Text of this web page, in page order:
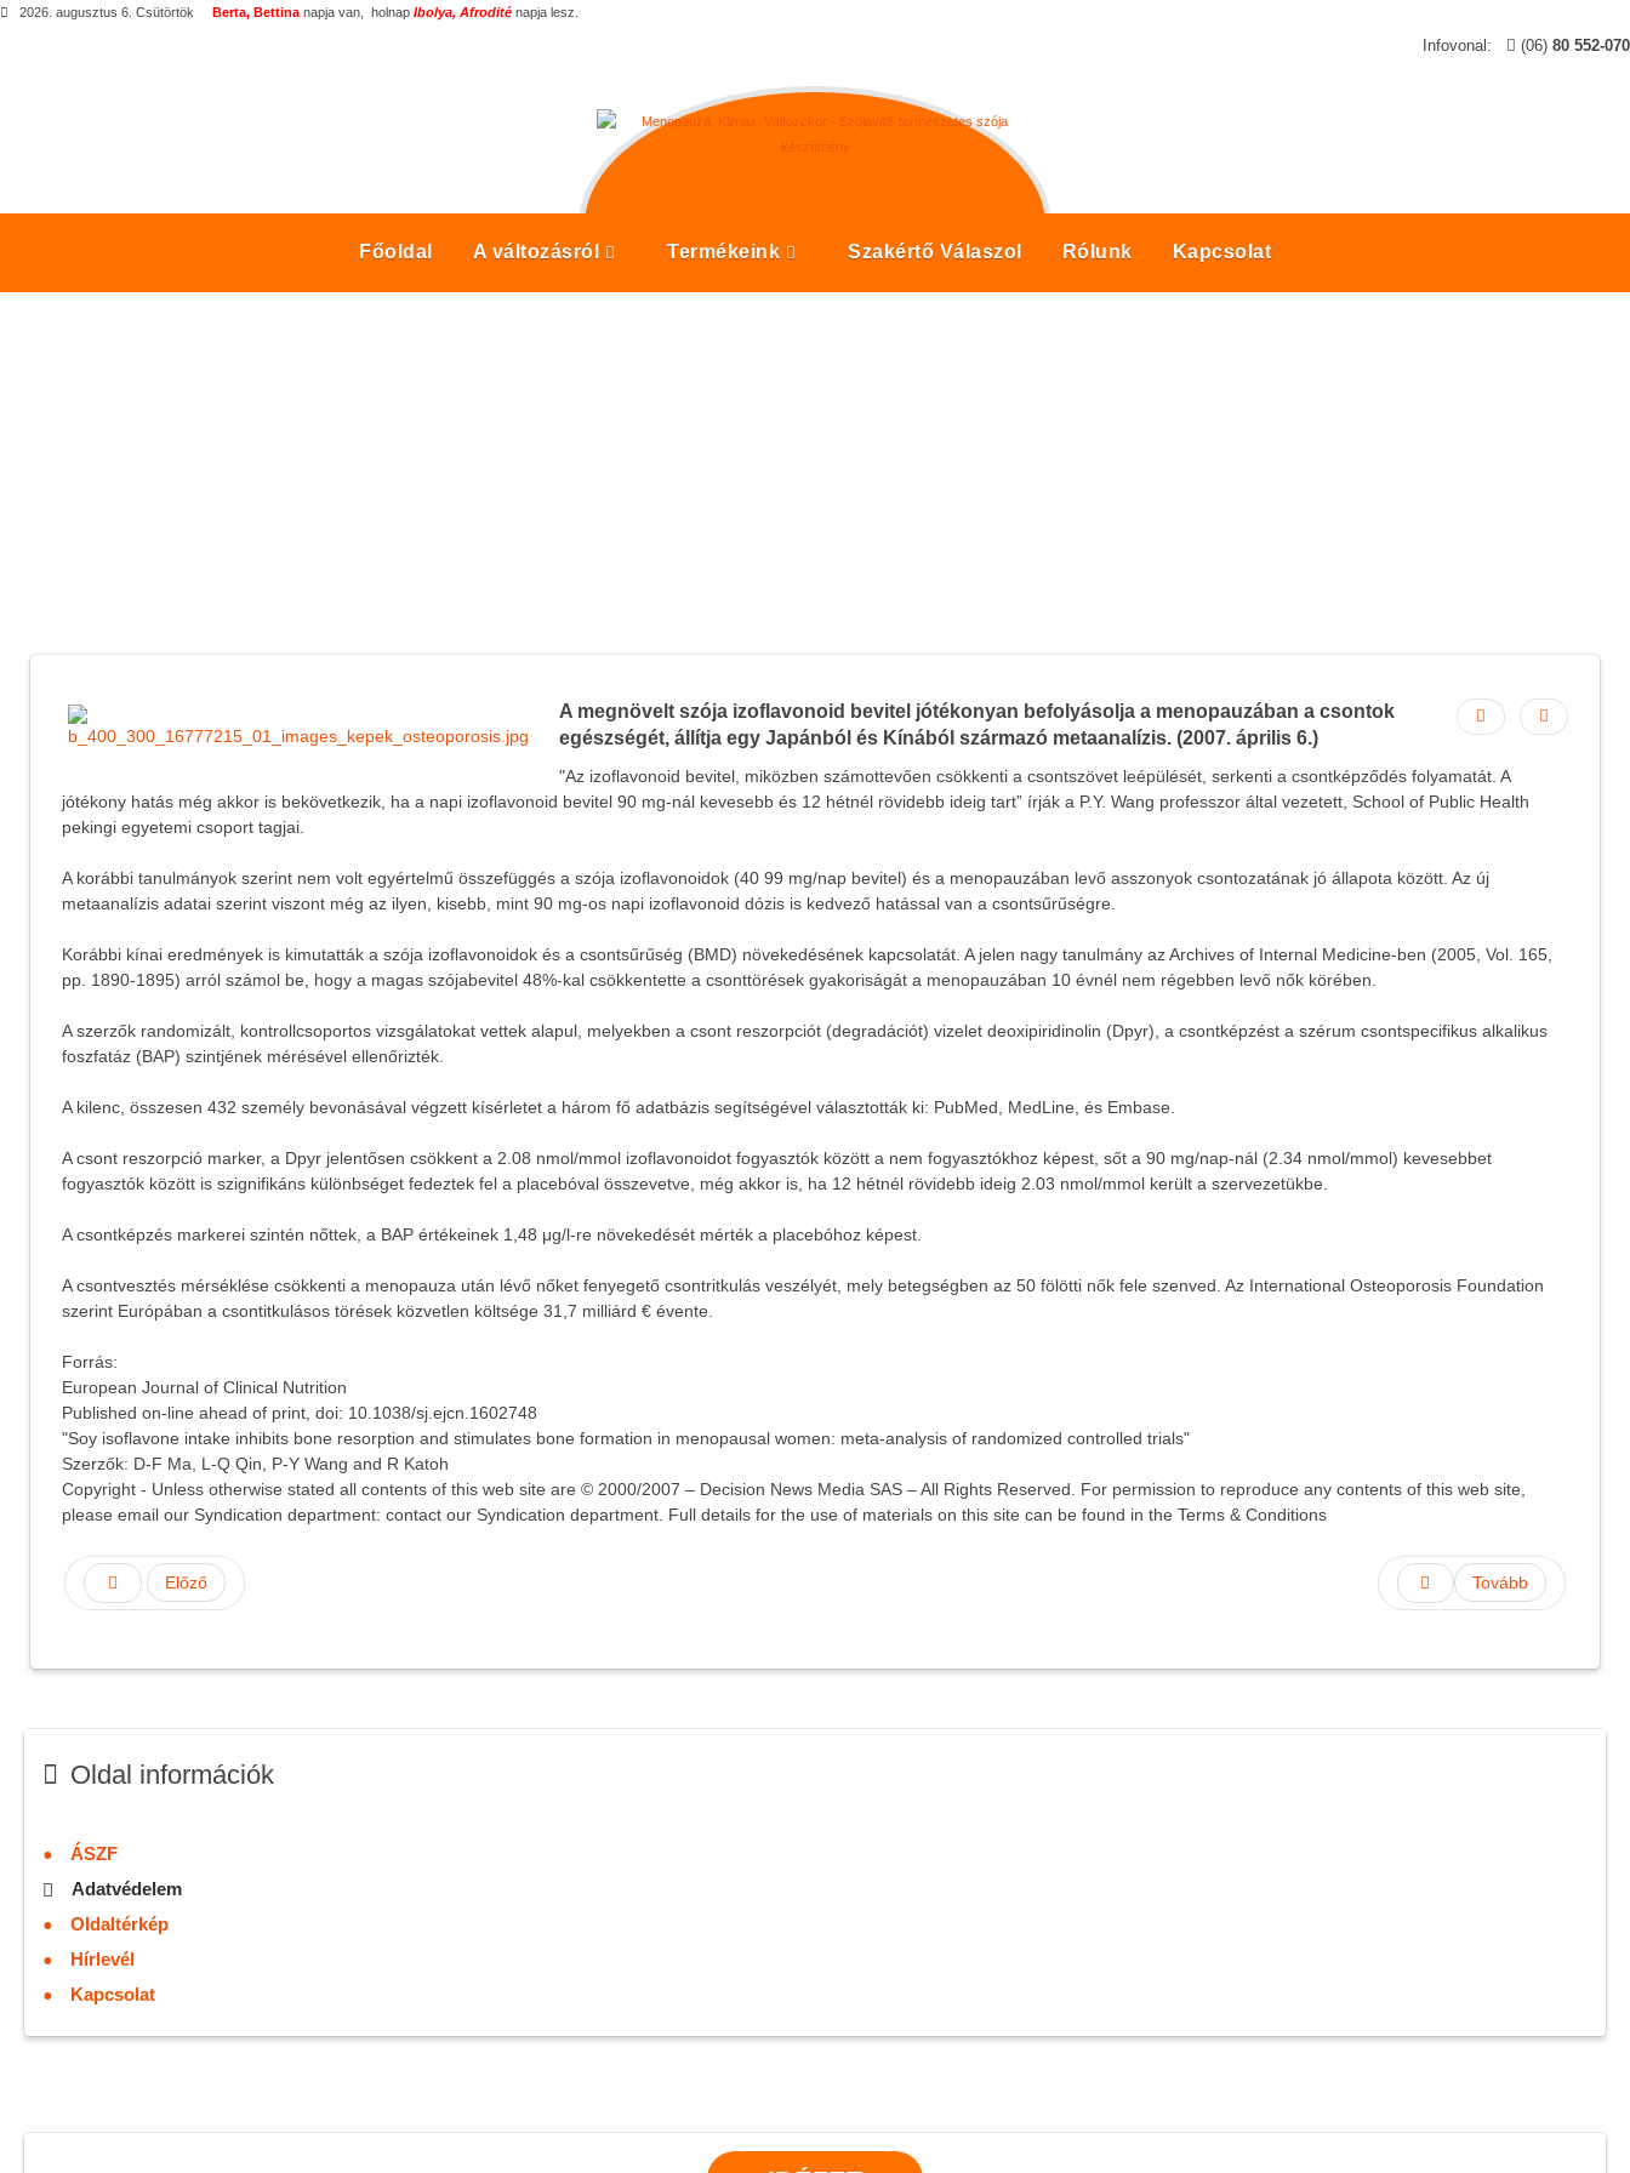
2026. augusztus 6. Csütörtök Berta, Bettina napja van, holnap Ibolya, Afrodité napja lesz.
Infovonal: (06) 80 552-070
Főoldal A változásról Termékeink Szakértő Válaszol Rólunk Kapcsolat
A megnövelt szója izoflavonoid bevitel jótékonyan befolyásolja a menopauzában a csontok
egészségét, állítja egy Japánból és Kínából származó metaanalízis. (2007. április 6.)
"Az izoflavonoid bevitel, miközben számottevően csökkenti a csontszövet leépülését, serkenti a csontképződés folyamatát. A
jótékony hatás még akkor is bekövetkezik, ha a napi izoflavonoid bevitel 90 mg-nál kevesebb és 12 hétnél rövidebb ideig tart” írják a P.Y. Wang professzor által vezetett, School of Public Health
pekingi egyetemi csoport tagjai.
A korábbi tanulmányok szerint nem volt egyértelmű összefüggés a szója izoflavonoidok (40 99 mg/nap bevitel) és a menopauzában levő asszonyok csontozatának jó állapota között. Az új
metaanalízis adatai szerint viszont még az ilyen, kisebb, mint 90 mg-os napi izoflavonoid dózis is kedvező hatással van a csontsűrűségre.
Korábbi kínai eredmények is kimutatták a szója izoflavonoidok és a csontsűrűség (BMD) növekedésének kapcsolatát. A jelen nagy tanulmány az Archives of Internal Medicine-ben (2005, Vol. 165,
pp. 1890-1895) arról számol be, hogy a magas szójabevitel 48%-kal csökkentette a csonttörések gyakoriságát a menopauzában 10 évnél nem régebben levő nők körében.
A szerzők randomizált, kontrollcsoportos vizsgálatokat vettek alapul, melyekben a csont reszorpciót (degradációt) vizelet deoxipiridinolin (Dpyr), a csontképzést a szérum csontspecifikus alkalikus
foszfatáz (BAP) szintjének mérésével ellenőrizték.
A kilenc, összesen 432 személy bevonásával végzett kísérletet a három fő adatbázis segítségével választották ki: PubMed, MedLine, és Embase.
A csont reszorpció marker, a Dpyr jelentősen csökkent a 2.08 nmol/mmol izoflavonoidot fogyasztók között a nem fogyasztókhoz képest, sőt a 90 mg/nap-nál (2.34 nmol/mmol) kevesebbet
fogyasztók között is szignifikáns különbséget fedeztek fel a placebóval összevetve, még akkor is, ha 12 hétnél rövidebb ideig 2.03 nmol/mmol került a szervezetükbe.
A csontképzés markerei szintén nőttek, a BAP értékeinek 1,48 μg/l-re növekedését mérték a placebóhoz képest.
A csontvesztés mérséklése csökkenti a menopauza után lévő nőket fenyegető csontritkulás veszélyét, mely betegségben az 50 fölötti nők fele szenved. Az International Osteoporosis Foundation
szerint Európában a csontitkulásos törések közvetlen költsége 31,7 milliárd € évente.
Forrás:
European Journal of Clinical Nutrition
Published on-line ahead of print, doi: 10.1038/sj.ejcn.1602748
"Soy isoflavone intake inhibits bone resorption and stimulates bone formation in menopausal women: meta-analysis of randomized controlled trials"
Szerzők: D-F Ma, L-Q Qin, P-Y Wang and R Katoh
Copyright - Unless otherwise stated all contents of this web site are © 2000/2007 – Decision News Media SAS – All Rights Reserved. For permission to reproduce any contents of this web site,
please email our Syndication department: contact our Syndication department. Full details for the use of materials on this site can be found in the Terms & Conditions
Előző Tovább
Oldal információk
ÁSZF
Adatvédelem
Oldaltérkép
Hírlevél
Kapcsolat